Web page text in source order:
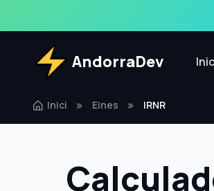
AndorraDev
Inici Eines IRNR